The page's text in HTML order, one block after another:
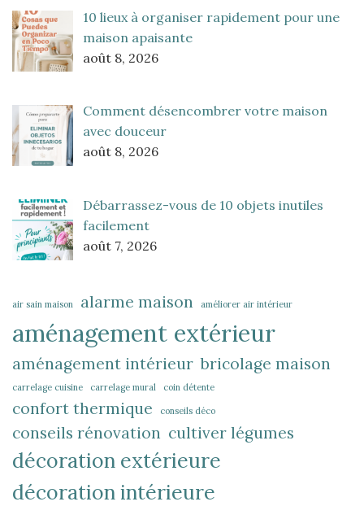
10 lieux à organiser rapidement pour une
maison apaisante
août 8, 2026
Comment désencombrer votre maison
avec douceur
août 8, 2026
Débarrassez-vous de 10 objets inutiles
facilement
août 7, 2026
air sain maison alarme maison améliorer air intérieur
aménagement extérieur
aménagement intérieur bricolage maison
carrelage cuisine carrelage mural coin détente
confort thermique conseils déco
conseils rénovation cultiver légumes
décoration extérieure
décoration intérieure